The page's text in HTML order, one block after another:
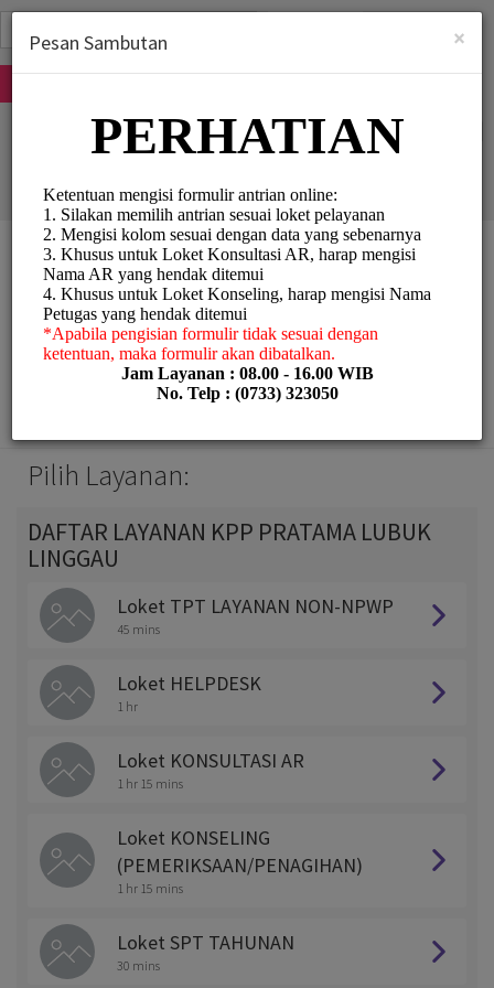
KPP Pratama Lubuk
Linggau
Personal Meetings and
Pilih Layanan:
DAFTAR LAYANAN KPP PRATAMA LUBUK
LINGGAU
Loket TPT LAYANAN NON-NPWP
45 mins
Loket HELPDESK
1 hr
Loket KONSULTASI AR
1 hr 15 mins
Loket KONSELING
(PEMERIKSAAN/PENAGIHAN)
1 hr 15 mins
Loket SPT TAHUNAN
30 mins
×
Pesan Sambutan